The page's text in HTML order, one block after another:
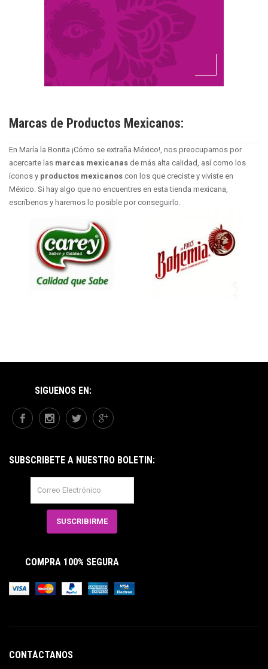
Marcas de Productos Mexicanos:
En María la Bonita ¡Cómo se extraña México!, nos preocupamos por
acercarte las marcas mexicanas de más alta calidad, así como los
íconos y productos mexicanos con los que creciste y viviste en
México. Si hay algo que no encuentres en esta tienda mexicana,
escríbenos y haremos lo posible por conseguirlo.
SÍGUENOS EN:
SUBSCRÍBETE A NUESTRO BOLETÍN:
COMPRA 100% SEGURA
CONTÁCTANOS